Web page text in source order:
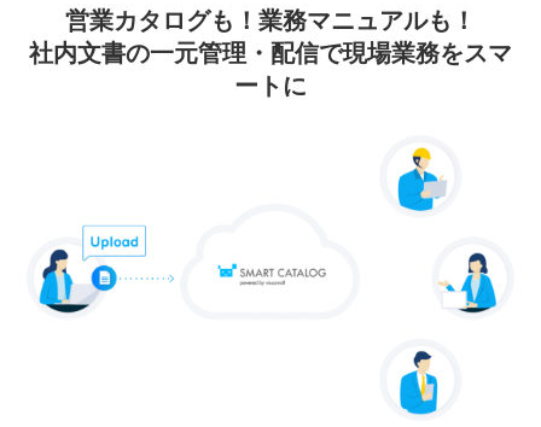
営業カタログも！業務マニュアルも！
社内文書の一元管理・配信で現場業務をスマ
ートに